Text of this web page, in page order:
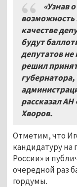
«Узнав
возможность
качестве
будут
депутатов не
решил
рассказал
Хворов.
Отметим, что
кандидатуру
России» и
очередной раз
гордумы.